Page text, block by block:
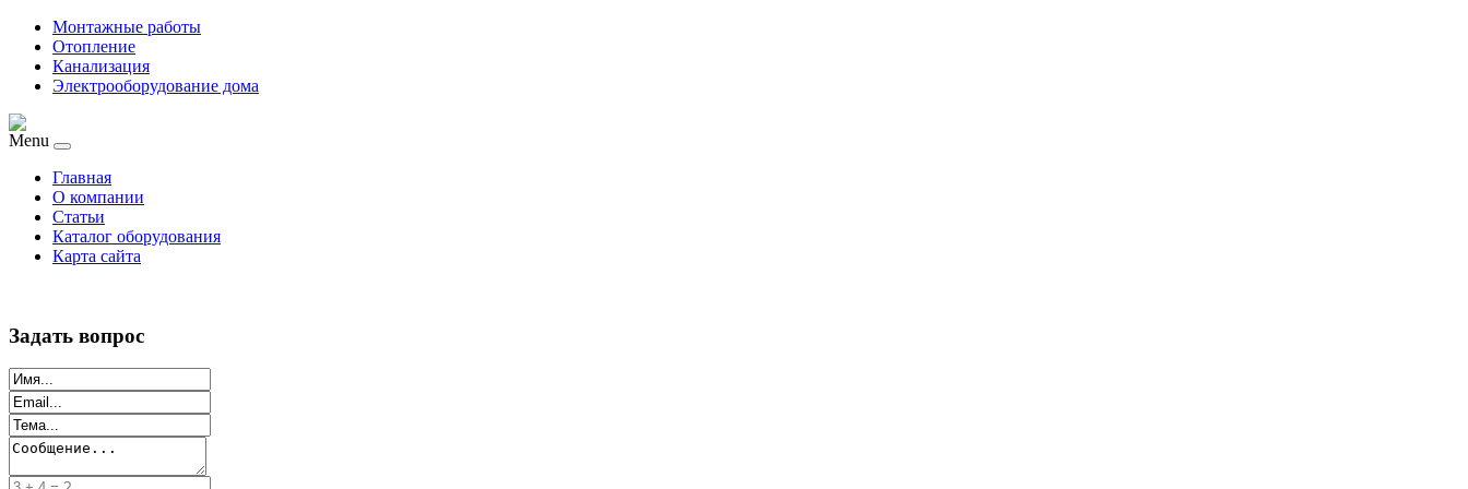
Монтажные работы
Отопление
Канализация
Электрооборудование дома
Menu
Главная
О компании
Статьи
Каталог оборудования
Карта сайта
Задать вопрос